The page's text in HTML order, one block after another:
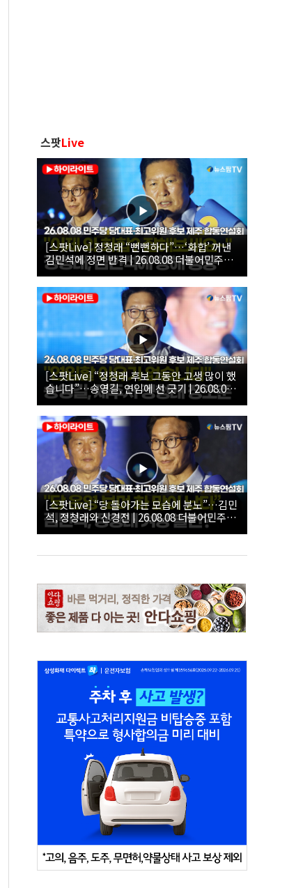
스팟Live
[스팟Live] 정청래 “뻔뻔하다”…‘화합’ 꺼낸
김민석에 정면 반격 | 26.08.08 더불어민주당
당대표·최고위원 후보 제주 합동연설회
[스팟Live] “정청래 후보 그동안 고생 많이 했
습니다”…송영길, 연임에 선 긋기 | 26.08.08
더불어민주당 당대표·최고위원 후보 제주 합
동연설회
[스팟Live] “당 돌아가는 모습에 분노”…김민
석, 정청래와 신경전 | 26.08.08 더불어민주당
당대표·최고위원 후보 제주 합동연설회